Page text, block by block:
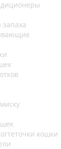
кошки